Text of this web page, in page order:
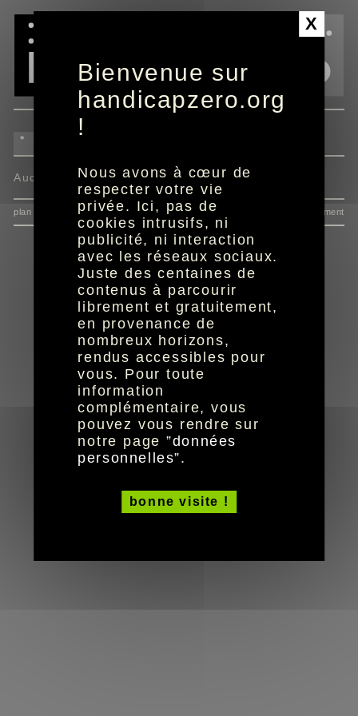
Aucun programme disponible
plan du site données personnelles consentement
© HandiCaPZéro -réalisation aYaline
X
Bienvenue sur
handicapzero.org
!
Nous avons à cœur de
respecter votre vie
privée. Ici, pas de
cookies intrusifs, ni
publicité, ni interaction
avec les réseaux sociaux.
Juste des centaines de
contenus à parcourir
librement et gratuitement,
en provenance de
nombreux horizons,
rendus accessibles pour
vous. Pour toute
information
complémentaire, vous
pouvez vous rendre sur
notre page ”données
personnelles”.
bonne visite !